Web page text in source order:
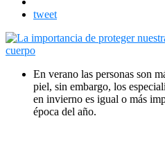
tweet
En verano las personas son
piel, sin embargo, los
en invierno es igual o más
época del año.